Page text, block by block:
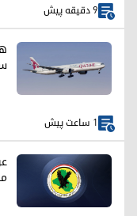
9 دقیقه پیش
1 ساعت پیش